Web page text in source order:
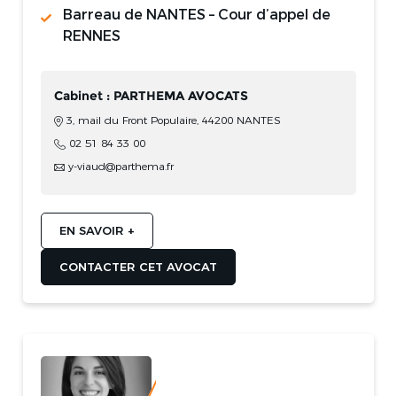
Barreau de NANTES – Cour d’appel de
RENNES
Cabinet : PARTHEMA AVOCATS
3, mail du Front Populaire, 44200 NANTES
02 51 84 33 00
y-viaud@parthema.fr
EN SAVOIR +
CONTACTER CET AVOCAT